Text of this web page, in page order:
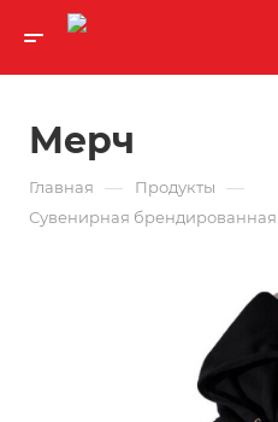
Мерч
Главная — Продукты —
Сувенирная